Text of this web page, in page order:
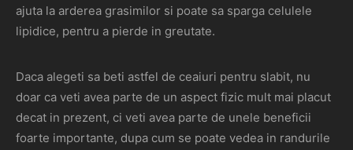
ajuta la arderea grasimilor si poate sa sparga celulele
lipidice, pentru a pierde in greutate.
Daca alegeti sa beti astfel de ceaiuri pentru slabit, nu
doar ca veti avea parte de un aspect fizic mult mai placut
decat in prezent, ci veti avea parte de unele beneficii
foarte importante, dupa cum se poate vedea in randurile